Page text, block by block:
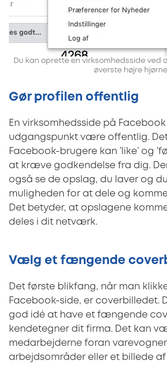
Du kan oprette en virksomhedsside ved
øverste højre hjørne.
Gør profilen offentlig
En virksomhedsside på
udgangspunkt være offentlig.
Facebook-brugere kan ’like’ og
at kræve godkendelse fra dig.
også se de opslag, du laver og
muligheden for at dele og
Det betyder, at opslagene
deles i dit netværk.
Vælg et fængende
Det første blikfang, når man
Facebook-side, er coverbilledet.
god idé at have et fængende
kendetegner dit firma. Det kan
medarbejderne foran
arbejdsområder eller et billede